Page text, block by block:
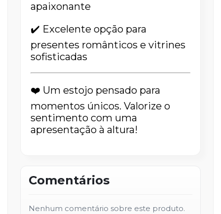
apaixonante
✔️ Excelente opção para
presentes românticos e vitrines
sofisticadas
❤️ Um estojo pensado para
momentos únicos. Valorize o
sentimento com uma
apresentação à altura!
Comentários
Nenhum comentário sobre este produto.